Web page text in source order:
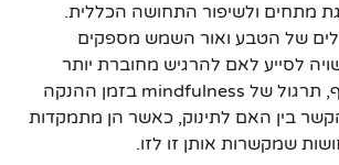
מתחים ולשיפור התחושה הכללית.
של הטבע ואור השמש מספקים
לסייע לאם להרגיש מחוברת יותר
לתינוק שלה. בנוסף, תרגול של mindfulness בזמן ההנקה
בין האם לתינוק, כאשר הן מתמקדות
שמקשרות אותן זו לזו.